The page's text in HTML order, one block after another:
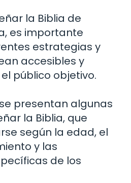
la Biblia de
es importante
estrategias y
accesibles y
público objetivo.
presentan algunas
la Biblia, que
según la edad, el
y las
de los